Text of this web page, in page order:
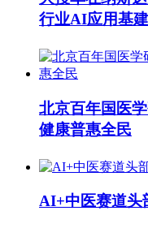
行业AI应用基
北京百年国医
健康普惠全民
AI+中医赛道头